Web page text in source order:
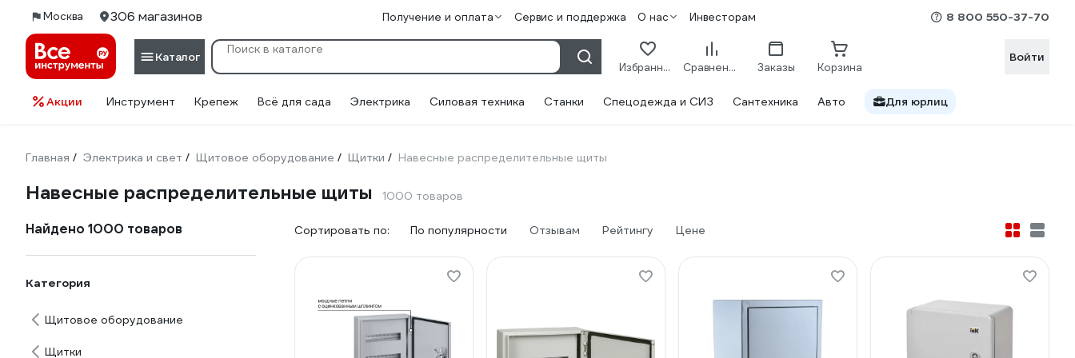
Москва 306 магазинов Получение и оплата Сервис и поддержка О нас Инвесторам 8 800 550-37-70
Каталог
Избранное Сравнение Заказы Корзина
Войти
Акции Инструмент Крепеж Всё для сада Электрика Силовая техника Станки Спецодежда и СИЗ Сантехника Авто Для юрлиц
Главная / Электрика и свет / Щитовое оборудование / Щитки / Навесные распределительные щиты
Навесные распределительные щиты 1000 товаров
Найдено 1000 товаров
Категория
Щитовое оборудование
Щитки
Сортировать по: По популярности Отзывам Рейтингу Цене